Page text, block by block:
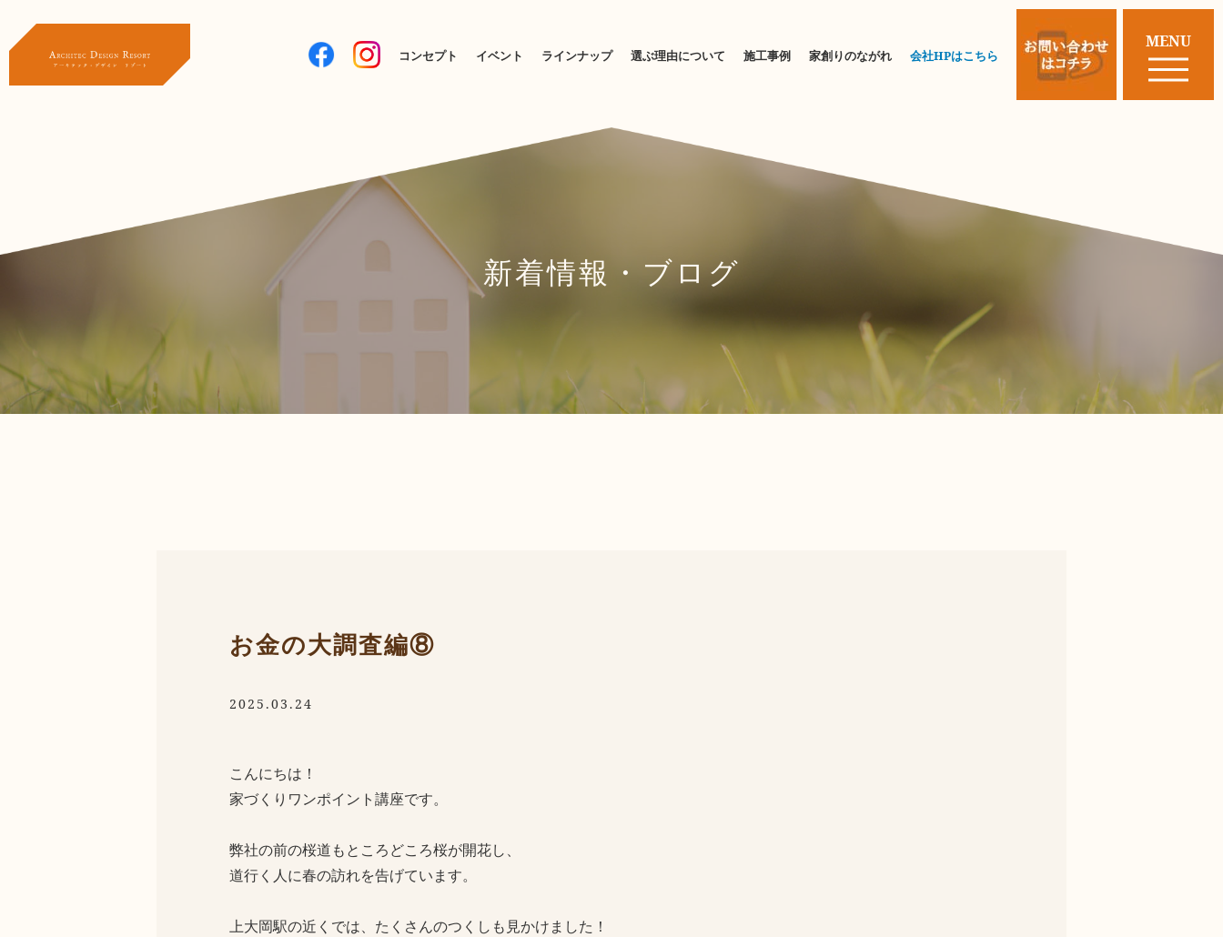
コンセプト イベント ラインナップ 選ぶ理由について 施工事例 家創りのながれ 会社HPはこちら
MENU
新着情報・ブログ
お金の大調査編⑧
2025.03.24
こんにちは！
家づくりワンポイント講座です。
弊社の前の桜道もところどころ桜が開花し、
道行く人に春の訪れを告げています。
上大岡駅の近くでは、たくさんのつくしも見かけました！